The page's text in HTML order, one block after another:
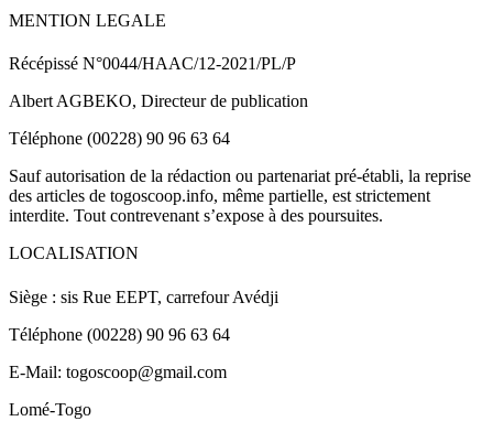
MENTION LEGALE
Récépissé N°0044/HAAC/12-2021/PL/P
Albert AGBEKO, Directeur de publication
Téléphone (00228) 90 96 63 64
Sauf autorisation de la rédaction ou partenariat pré-établi, la reprise
des articles de togoscoop.info, même partielle, est strictement
interdite. Tout contrevenant s’expose à des poursuites.
LOCALISATION
Siège : sis Rue EEPT, carrefour Avédji
Téléphone (00228) 90 96 63 64
E-Mail: togoscoop@gmail.com
Lomé-Togo